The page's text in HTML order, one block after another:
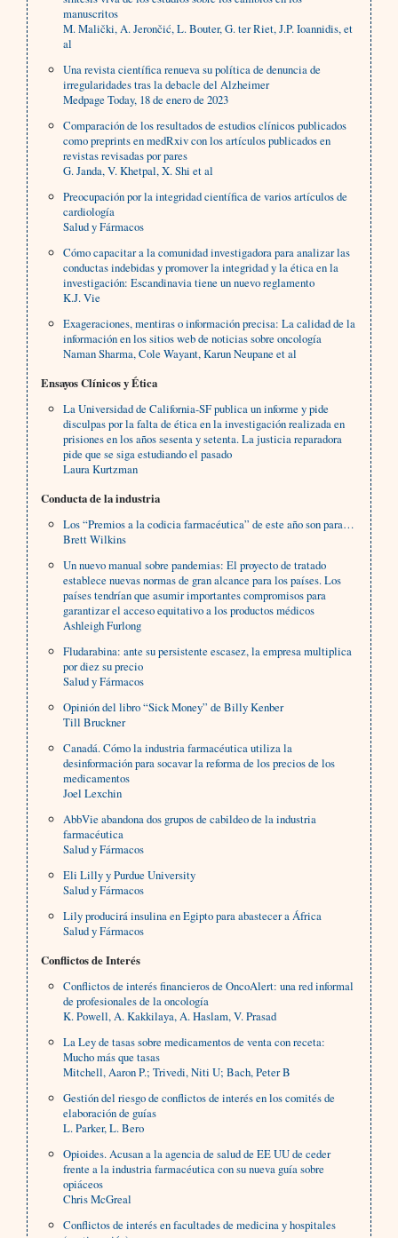
manuscritos
M. Malički, A. Jerončić, L. Bouter, G. ter Riet, J.P. Ioannidis, et
al
Una revista científica renueva su política de denuncia de
irregularidades tras la debacle del Alzheimer
Medpage Today, 18 de enero de 2023
Comparación de los resultados de estudios clínicos publicados
como preprints en medRxiv con los artículos publicados en
revistas revisadas por pares
G. Janda, V. Khetpal, X. Shi et al
Preocupación por la integridad científica de varios artículos de
cardiología
Salud y Fármacos
Cómo capacitar a la comunidad investigadora para analizar las
conductas indebidas y promover la integridad y la ética en la
investigación: Escandinavia tiene un nuevo reglamento
K.J. Vie
Exageraciones, mentiras o información precisa: La calidad de la
información en los sitios web de noticias sobre oncología
Naman Sharma, Cole Wayant, Karun Neupane et al
Ensayos Clínicos y Ética
La Universidad de California-SF publica un informe y pide
disculpas por la falta de ética en la investigación realizada en
prisiones en los años sesenta y setenta. La justicia reparadora
pide que se siga estudiando el pasado
Laura Kurtzman
Conducta de la industria
Los “Premios a la codicia farmacéutica” de este año son para…
Brett Wilkins
Un nuevo manual sobre pandemias: El proyecto de tratado
establece nuevas normas de gran alcance para los países. Los
países tendrían que asumir importantes compromisos para
garantizar el acceso equitativo a los productos médicos
Ashleigh Furlong
Fludarabina: ante su persistente escasez, la empresa multiplica
por diez su precio
Salud y Fármacos
Opinión del libro “Sick Money” de Billy Kenber
Till Bruckner
Canadá. Cómo la industria farmacéutica utiliza la
desinformación para socavar la reforma de los precios de los
medicamentos
Joel Lexchin
AbbVie abandona dos grupos de cabildeo de la industria
farmacéutica
Salud y Fármacos
Eli Lilly y Purdue University
Salud y Fármacos
Lily producirá insulina en Egipto para abastecer a África
Salud y Fármacos
Conflictos de Interés
Conflictos de interés financieros de OncoAlert: una red informal
de profesionales de la oncología
K. Powell, A. Kakkilaya, A. Haslam, V. Prasad
La Ley de tasas sobre medicamentos de venta con receta:
Mucho más que tasas
Mitchell, Aaron P.; Trivedi, Niti U; Bach, Peter B
Gestión del riesgo de conflictos de interés en los comités de
elaboración de guías
L. Parker, L. Bero
Opioides. Acusan a la agencia de salud de EE UU de ceder
frente a la industria farmacéutica con su nueva guía sobre
opiáceos
Chris McGreal
Conflictos de interés en facultades de medicina y hospitales